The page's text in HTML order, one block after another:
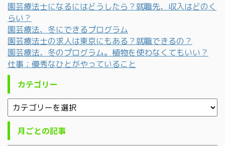
園芸療法士になるにはどうしたら？就職先、収入はどのく
らい？
園芸療法、冬にできるプログラム
園芸療法士の求人は東京にもある？就職できるの？
園芸療法、冬のプログラム。植物を使わなくてもいい？
仕事；優秀なひとがやっていること
カテゴリー
月ごとの記事